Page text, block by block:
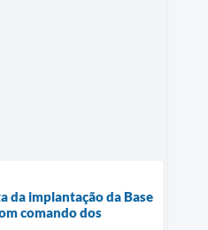
da implantação da Base
comando dos